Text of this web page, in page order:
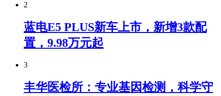
2
蓝电E5 PLUS新车上市，新增3款配
置，9.98万元起
3
丰华医检所：专业基因检测，科学守